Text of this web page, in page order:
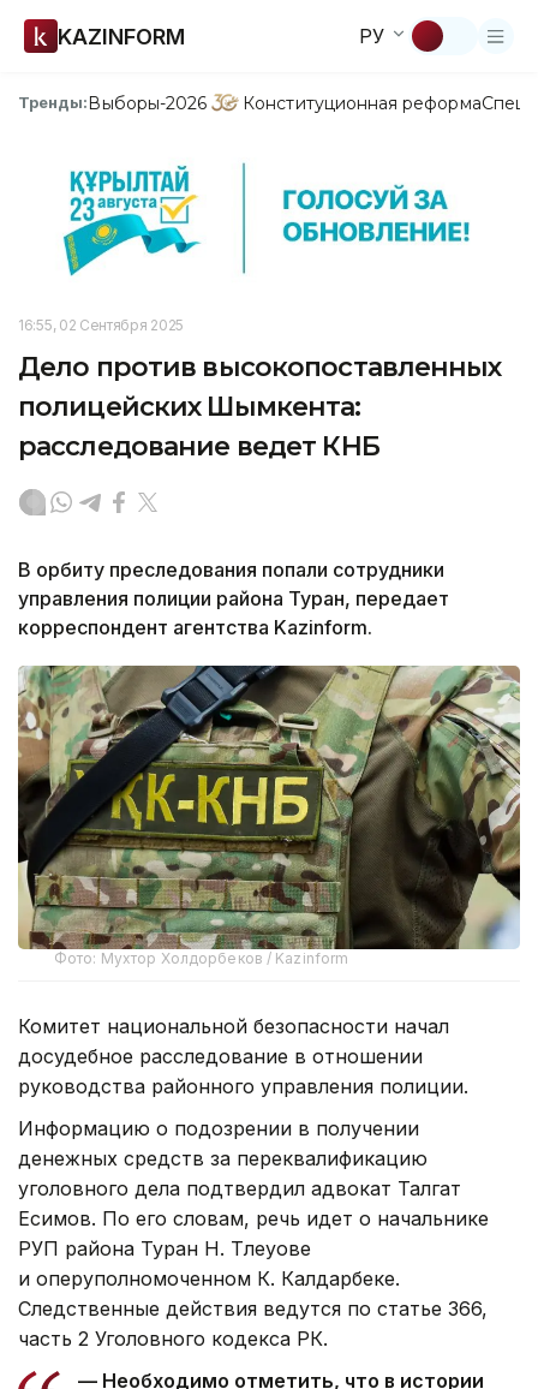
KAZINFORM РУ
Тренды:Выборы-2026 Конституционная реформа
16:55, 02 Сентября 2025
Дело против высокопоставленных
полицейских Шымкента:
расследование ведет КНБ
В орбиту преследования попали сотрудники
управления полиции района Туран, передает
корреспондент агентства Kazinform.
Фото: Мухтор Холдорбеков / Kazinform
Комитет национальной безопасности начал
досудебное расследование в отношении
руководства районного управления полиции.
Информацию о подозрении в получении
денежных средств за переквалификацию
уголовного дела подтвердил адвокат Талгат
Есимов. По его словам, речь идет о начальнике
РУП района Туран Н. Тлеуове
и оперуполномоченном К. Калдарбеке.
Следственные действия ведутся по статье 366,
часть 2 Уголовного кодекса РК.
— Необходимо отметить, что в истории